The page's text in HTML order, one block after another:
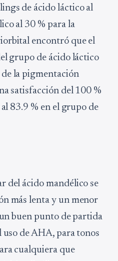
de ácido láctico al
al 30 % para la
encontró que el
grupo de ácido láctico
la pigmentación
satisfacción del 100 %
83.9 % en el grupo de
del ácido mandélico se
más lenta y un menor
buen punto de partida
de AHA, para tonos
cualquiera que